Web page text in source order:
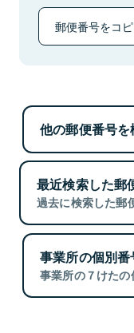
郵便番号をコ
他の郵便番号を
最近検索した郵
過去に検索した郵
事業所の個別
事業所の７けたの